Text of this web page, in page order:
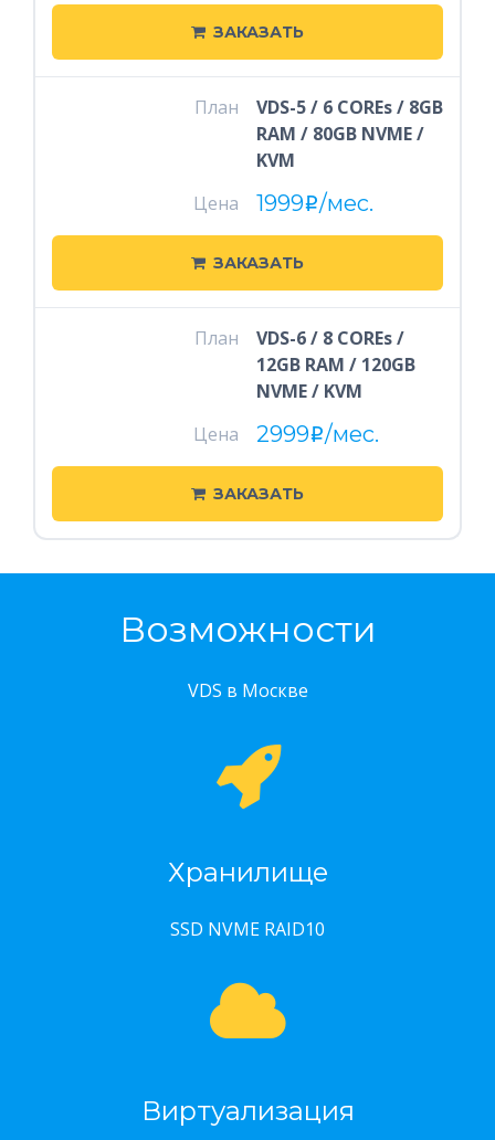
ЗАКАЗАТЬ
План
VDS-5 / 6 COREs / 8GB
RAM / 80GB NVME /
KVM
Цена
1999i/мес.
ЗАКАЗАТЬ
План
VDS-6 / 8 COREs /
12GB RAM / 120GB
NVME / KVM
Цена
2999i/мес.
ЗАКАЗАТЬ
Возможности
VDS в Москве
Хранилище
SSD NVME RAID10
Виртуализация